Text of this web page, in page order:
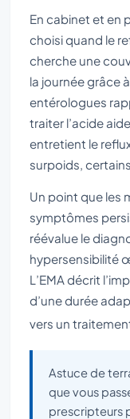
En cabinet et en
choisi quand le
cherche une
la journée grâce
entérologues
traiter l’acide
entretient le
surpoids,
Un point que les
symptômes
réévalue le
hypersensibilité
L’EMA décrit
d’une durée
vers un
Astuce de
que vous
prescripteurs